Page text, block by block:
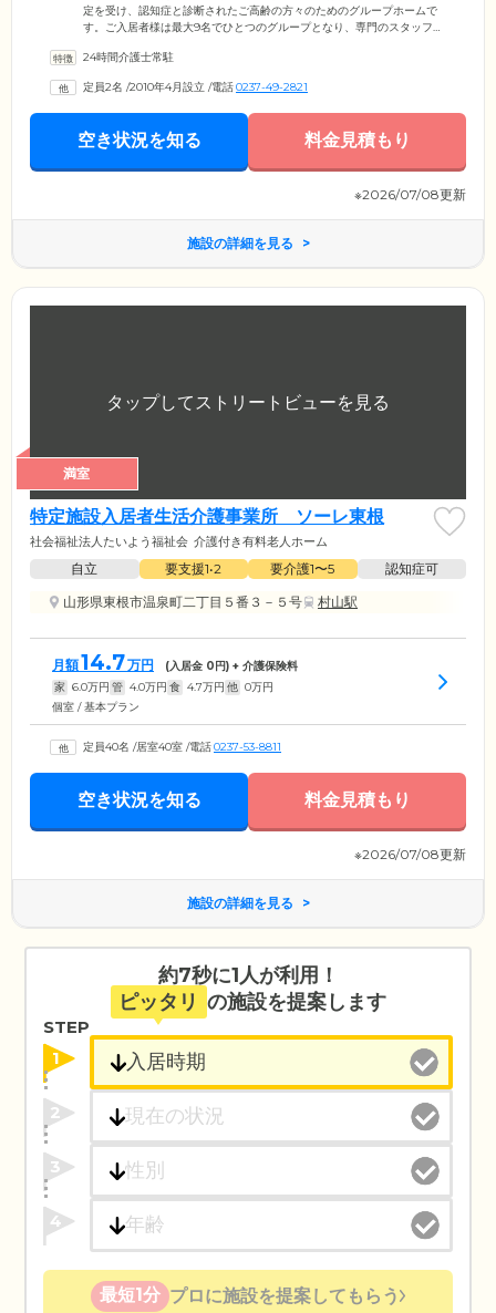
定を受け、認知症と診断されたご高齢の方々のためのグループホームで
す。ご入居者様は最大9名でひとつのグループとなり、専門のスタッフと
性をしっかりと把握し、家事や園芸などから、お一人おひとりにとって
割をこなしていくことにより、心身機能の維持・向上を図っています。
また、当ホームはJR「神町」駅より徒歩10分と好アクセス。お忙しいご
24時間介護士常駐
定員2名 /2010年4月設立 /電話0237-49-2821
空き状況を知る 料金見積もり
※2026/07/08更新
施設の詳細を見る
満室
特定施設入居者生活介護事業所 ソーレ東根
社会福祉法人たいよう福祉会 介護付き有料老人ホーム
自立 要支援1•2 要介護1〜5
認知症可
山形県東根市温泉町二丁目５番３－５号
村山駅
月額14.7万円 (入居金 0円) + 介護保険料
家 6.0万円 管 4.0万円 食 4.7万円 他 0万円
個室 / 基本プラン
定員40名 /居室40室 /電話0237-53-8811
空き状況を知る 料金見積もり
※2026/07/08更新
施設の詳細を見る
約7秒に1人が利用！
ピッタリ の施設を提案します
STEP
1
2
3
4
最短1分 プロに施設を提案してもらう